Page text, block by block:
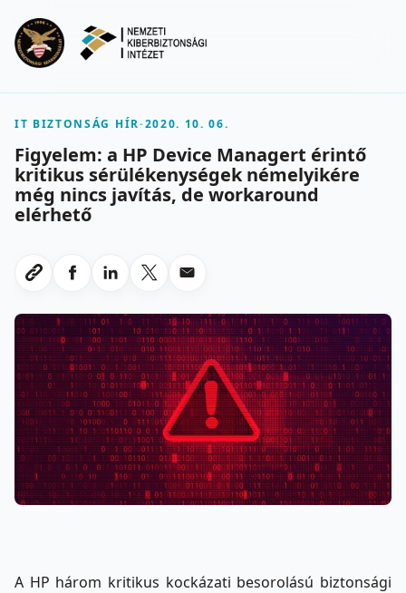
IT BIZTONSÁG HÍR-2020. 10. 06.
Figyelem: a HP Device Managert érintő
kritikus sérülékenységek némelyikére
még nincs javítás, de workaround
elérhető
Link masolasa
Megosztas Facebookon
Megosztas LinkedInen
Megosztas X-en
Megosztas emailben
A HP három kritikus kockázati besorolású biztonsági